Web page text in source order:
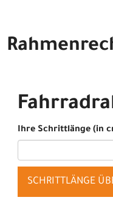
Ihre Schrittlänge (in
SCHRITTLÄNGE